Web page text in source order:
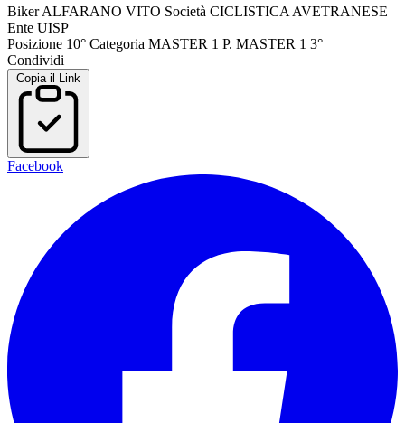
Biker ALFARANO VITO Società CICLISTICA AVETRANESE
Ente UISP
Posizione 10° Categoria MASTER 1 P. MASTER 1 3°
Condividi
Copia il Link
Facebook